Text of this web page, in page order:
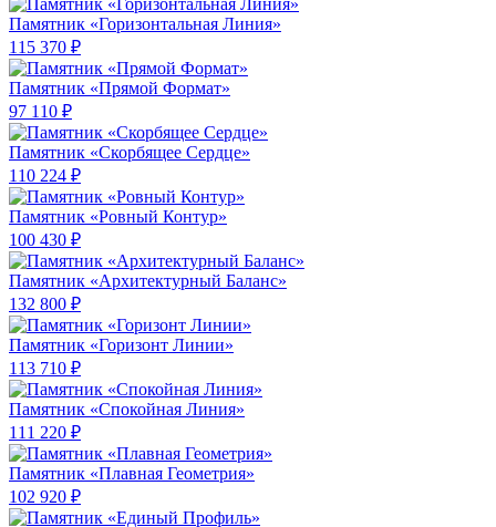
Памятник «Горизонтальная Линия»
115 370 ₽
Памятник «Прямой Формат»
97 110 ₽
Памятник «Скорбящее Сердце»
110 224 ₽
Памятник «Ровный Контур»
100 430 ₽
Памятник «Архитектурный Баланс»
132 800 ₽
Памятник «Горизонт Линии»
113 710 ₽
Памятник «Спокойная Линия»
111 220 ₽
Памятник «Плавная Геометрия»
102 920 ₽